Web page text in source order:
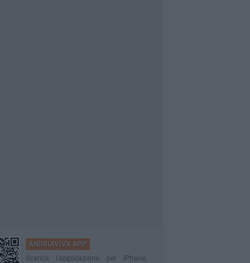
ANDRIAVIVA APP
Scarica l'applicazione per iPhone,